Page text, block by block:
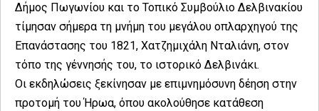
Δήμος Πωγωνίου και το Τοπικό Συμβούλιο Δελβινακίου
τίμησαν σήμερα τη μνήμη του μεγάλου οπλαρχηγού της
Επανάστασης του 1821, Χατζημιχάλη Νταλιάνη, στον
τόπο της γέννησής του, το ιστορικό Δελβινάκι.
Οι εκδηλώσεις ξεκίνησαν με επιμνημόσυνη δέηση στην
προτομή του Ήρωα, όπου ακολούθησε κατάθεση